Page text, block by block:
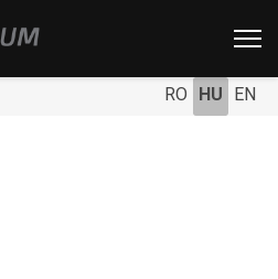
RO HU EN